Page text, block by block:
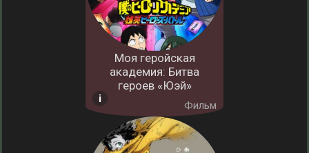
Моя геройская
академия: Битва
героев «Юэй»
Фильм